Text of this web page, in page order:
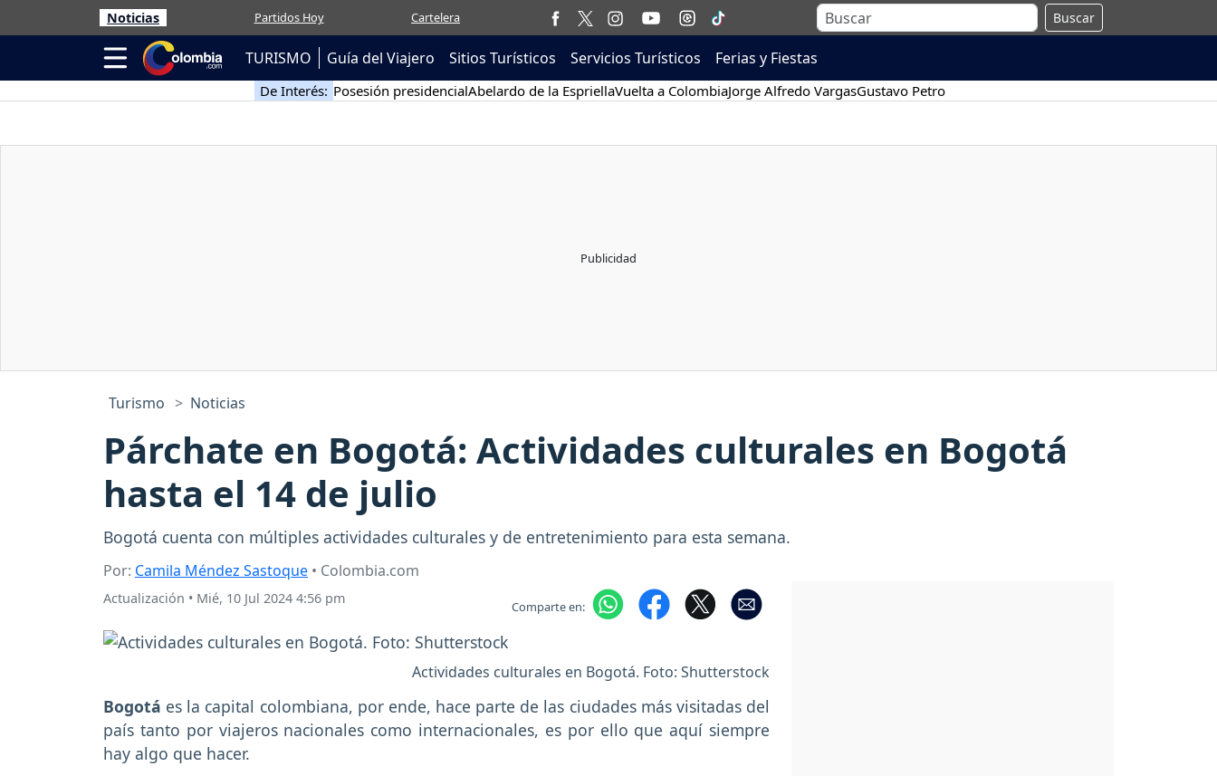
Noticias Partidos Hoy Cartelera Buscar
TURISMO Guía del Viajero Sitios Turísticos Servicios Turísticos Ferias y Fiestas
De Interés: Posesión presidencialAbelardo de la EspriellaVuelta a ColombiaJorge Alfredo VargasGustavo Petro
Turismo Noticias
Párchate en Bogotá: Actividades culturales en Bogotá
hasta el 14 de julio
Bogotá cuenta con múltiples actividades culturales y de entretenimiento para esta semana.
Por: Camila Méndez Sastoque • Colombia.com
Actualización • Mié, 10 Jul 2024 4:56 pm Comparte en:
Actividades culturales en Bogotá. Foto: Shutterstock
Bogotá es la capital colombiana, por ende, hace parte de las ciudades más visitadas del
país tanto por viajeros nacionales como internacionales, es por ello que aquí siempre
hay algo que hacer.